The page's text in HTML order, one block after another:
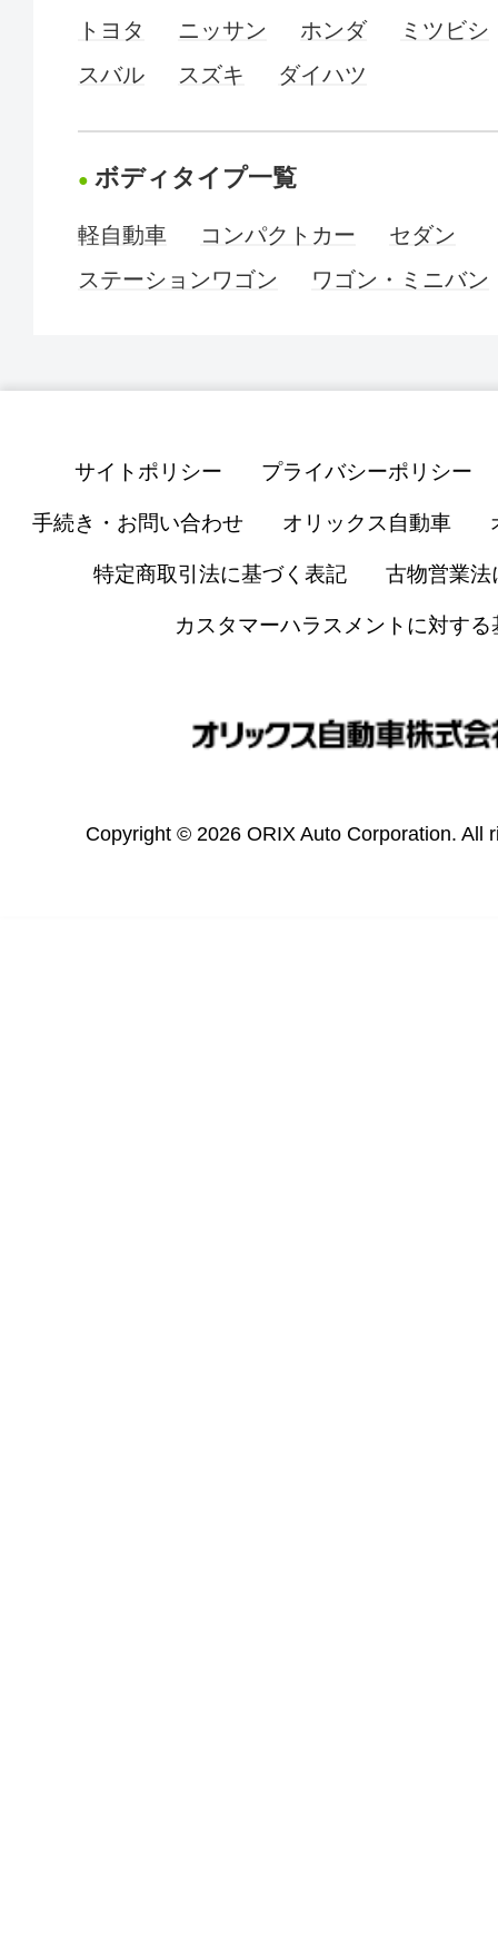
トヨタ ニッサン ホンダ
ミツビシ
スバル
スズキ ダイハツ
ボディタイプ一覧
軽自動車 コンパクトカー
セダン
ステーションワゴン
ワゴン・ミニバン
サイトポリシー プライバシーポリシー
手続き・お問い合わせ オリックス自動車
特定商取引法に基づく表記 古物営業法
カスタマーハラスメントに対する
Copyright © 2026 ORIX Auto Corporation. All